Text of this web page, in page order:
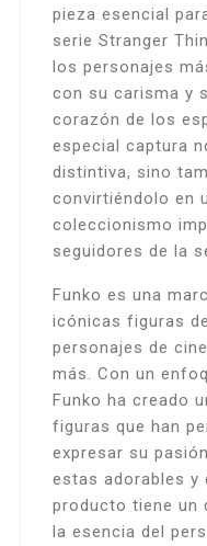
pieza esencial
serie Stranger
los personajes
con su carisma y
corazón de los
especial captura
distintiva, sino
convirtiéndolo en
coleccionismo
seguidores de la
Funko es una
icónicas figuras
personajes de
más. Con un
Funko ha creado
figuras que han
expresar su
estas adorables y
producto tiene un
la esencia del